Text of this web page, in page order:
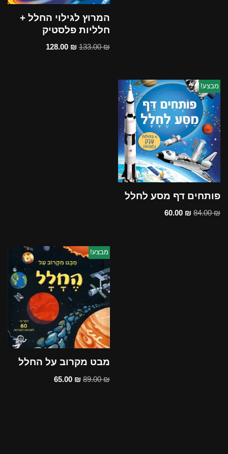
המרוץ לגילוי החלל +
חלליות פלסטיק
133.00₪
128.00 ₪
מבצע!
פותחים דף מסע לחלל
84.00₪
60.00 ₪
מבצע!
מבט מקרוב על החלל
89.00₪
65.00 ₪